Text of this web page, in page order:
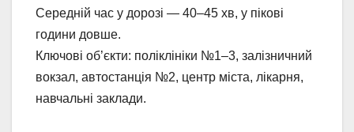
Середній час у дорозі — 40–45 хв, у пікові
години довше.
Ключові об’єкти: поліклініки №1–3, залізничний
вокзал, автостанція №2, центр міста, лікарня,
навчальні заклади.